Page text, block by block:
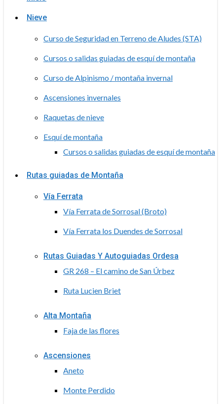
Nieve
Curso de Seguridad en Terreno de Aludes (STA)
Cursos o salidas guiadas de esquí de montaña
Curso de Alpinismo / montaña invernal
Ascensiones invernales
Raquetas de nieve
Esquí de montaña
Cursos o salidas guiadas de esquí de montaña
Rutas guiadas de Montaña
Vía Ferrata
Vía Ferrata de Sorrosal (Broto)
Vía Ferrata los Duendes de Sorrosal
Rutas Guiadas Y Autoguiadas Ordesa
GR 268 – El camino de San Úrbez
Ruta Lucien Briet
Alta Montaña
Faja de las flores
Ascensiones
Aneto
Monte Perdido